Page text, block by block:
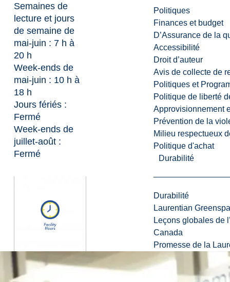
Politiques
Finances et budget
D’Assurance de la
Accessibilité
Droit d’auteur
Avis de collecte de
Politiques et
Politique de liberté
Approvisionnement
Prévention de la
Milieu respectueux
Politique d'achat
Durabilité
Durabilité
Laurentian
Leçons globales de
Canada
Promesse de la
Semaines de
lecture et jours
de semaine de
mai-juin : 7 h à
20 h
Week-ends de
mai-juin : 10 h à
18 h
Jours fériés :
Fermé
Week-ends de
juillet-août :
Fermé